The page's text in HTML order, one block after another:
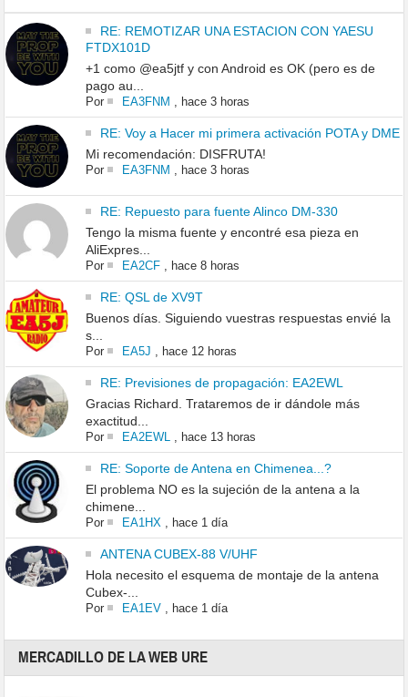
RE: REMOTIZAR UNA ESTACION CON YAESU
FTDX101D
+1 como @ea5jtf y con Android es OK (pero es de
pago au...
Por EA3FNM hace 3 horas
RE: Voy a Hacer mi primera activación POTA y DME
Mi recomendación: DISFRUTA!
Por EA3FNM hace 3 horas
RE: Repuesto para fuente Alinco DM-330
Tengo la misma fuente y encontré esa pieza en
AliExpres...
Por EA2CF, hace 8 horas
RE: QSL de XV9T
Buenos días. Siguiendo vuestras respuestas envié la
s...
Por EA5J hace 12 horas
RE: Previsiones de propagación: EA2EWL
Gracias Richard. Trataremos de ir dándole más
exactitud...
Por EA2EWL hace 13 horas
RE: Soporte de Antena en Chimenea...?
El problema NO es la sujeción de la antena a la
chimene...
Por EA1HX hace 1 día
ANTENA CUBEX-88 V/UHF
Hola necesito el esquema de montaje de la antena
Cubex-...
Por EA1EV, hace 1 día
MERCADILLO DE LA WEB URE